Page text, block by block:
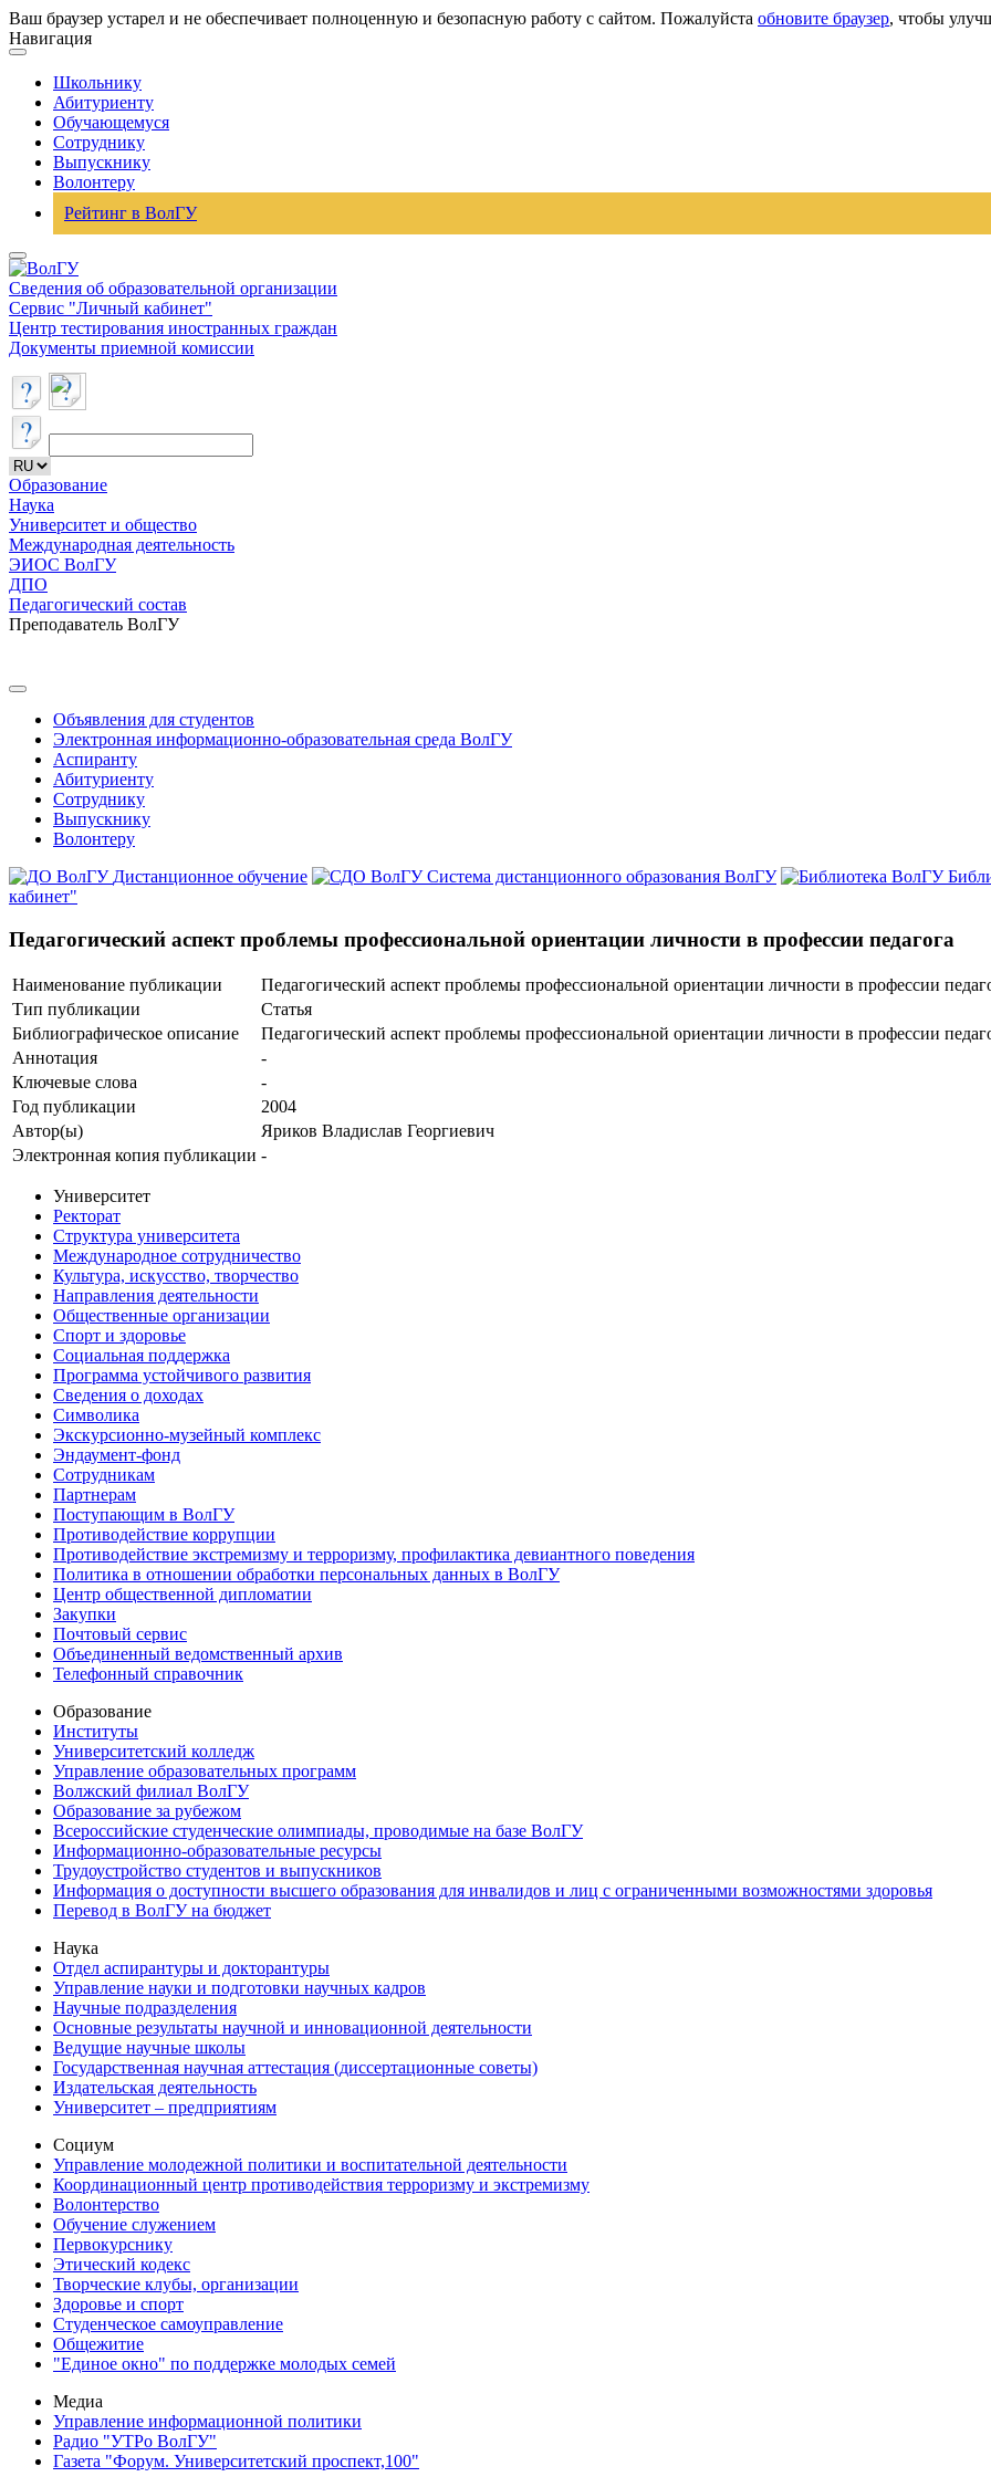
Ваш браузер устарел и не обеспечивает полноценную и безопасную работу с сайтом. Пожалуйста обновите браузер, чтобы
Навигация
Школьнику
Абитуриенту
Обучающемуся
Сотруднику
Выпускнику
Волонтеру
Рейтинг в ВолГУ
Сведения об образовательной организации
Сервис "Личный кабинет"
Центр тестирования иностранных граждан
Документы приемной комиссии
Образование
Наука
Университет и общество
Международная деятельность
ЭИОС ВолГУ
ДПО
Педагогический состав
Преподаватель ВолГУ
Объявления для студентов
Электронная информационно-образовательная среда ВолГУ
Аспиранту
Абитуриенту
Сотруднику
Выпускнику
Волонтеру
Дистанционное обучение
Система дистанционного образования ВолГУ
кабинет"
Педагогический аспект проблемы профессиональной ориентации личности в профессии педагога
Наименование публикации
Педагогический аспект проблемы профессиональной ориентации личности в профессии
Тип публикации
Статья
Библиографическое описание
Педагогический аспект проблемы профессиональной ориентации личности в профессии
Аннотация
-
Ключевые cлова
-
Год публикации
2004
Автор(ы)
Яриков Владислав Георгиевич
Электронная копия публикации -
Университет
Ректорат
Структура университета
Международное сотрудничество
Культура, искусство, творчество
Направления деятельности
Общественные организации
Спорт и здоровье
Социальная поддержка
Программа устойчивого развития
Сведения о доходах
Символика
Экскурсионно-музейный комплекс
Эндаумент-фонд
Сотрудникам
Партнерам
Поступающим в ВолГУ
Противодействие коррупции
Противодействие экстремизму и терроризму, профилактика девиантного поведения
Политика в отношении обработки персональных данных в ВолГУ
Центр общественной дипломатии
Закупки
Почтовый сервис
Объединенный ведомственный архив
Телефонный справочник
Образование
Институты
Университетский колледж
Управление образовательных программ
Волжский филиал ВолГУ
Образование за рубежом
Всероссийские студенческие олимпиады, проводимые на базе ВолГУ
Информационно-образовательные ресурсы
Трудоустройство студентов и выпускников
Информация о доступности высшего образования для инвалидов и лиц с ограниченными возможностями здоровья
Перевод в ВолГУ на бюджет
Наука
Отдел аспирантуры и докторантуры
Управление науки и подготовки научных кадров
Научные подразделения
Основные результаты научной и инновационной деятельности
Ведущие научные школы
Государственная научная аттестация (диссертационные советы)
Издательская деятельность
Университет – предприятиям
Социум
Управление молодежной политики и воспитательной деятельности
Координационный центр противодействия терроризму и экстремизму
Волонтерство
Обучение служением
Первокурснику
Этический кодекс
Творческие клубы, организации
Здоровье и спорт
Студенческое самоуправление
Общежитие
"Единое окно" по поддержке молодых семей
Медиа
Управление информационной политики
Радио "УТРо ВолГУ"
Газета "Форум. Университетский проспект,100"